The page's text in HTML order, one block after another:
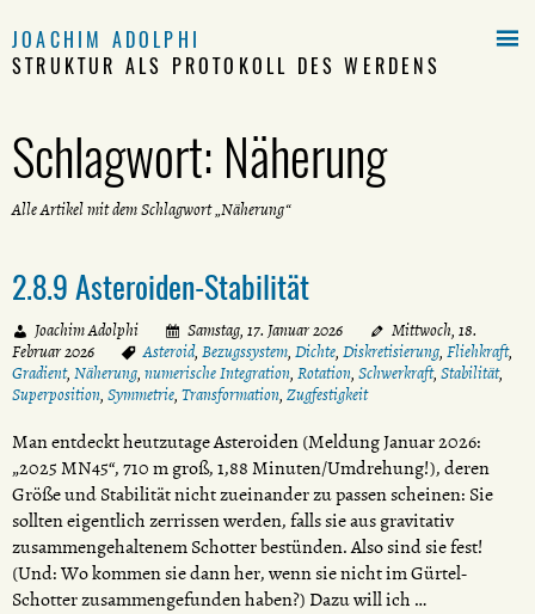
JOACHIM ADOLPHI
STRUKTUR ALS PROTOKOLL DES WERDENS
Schlagwort: Näherung
Alle Artikel mit dem Schlagwort „Näherung“
2.8.9 Asteroiden-Stabilität
Joachim Adolphi Samstag, 17. Januar 2026
Mittwoch, 18.
Februar 2026
Asteroid, Bezugssystem, Dichte, Diskretisierung, Fliehkraft,
Gradient, Näherung, numerische Integration, Rotation, Schwerkraft, Stabilität,
Superposition, Symmetrie, Transformation, Zugfestigkeit
Man entdeckt heutzutage Asteroiden (Meldung Januar 2026:
„2025 MN45“, 710 m groß, 1,88 Minuten/Umdrehung!), deren
Größe und Stabilität nicht zueinander zu passen scheinen: Sie
sollten eigentlich zerrissen werden, falls sie aus gravitativ
zusammengehaltenem Schotter bestünden. Also sind sie fest!
(Und: Wo kommen sie dann her, wenn sie nicht im Gürtel-
Schotter zusammengefunden haben?) Dazu will ich …
